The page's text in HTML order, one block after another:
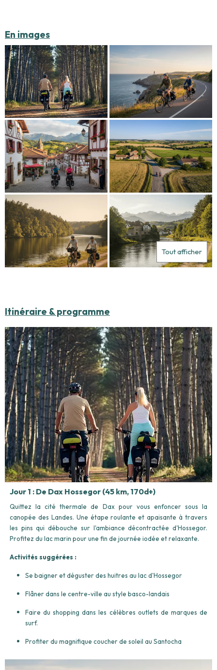
En images
Tout afficher
Itinéraire & programme
Jour 1 : De Dax Hossegor (45 km, 170d+)
Quittez la cité thermale de Dax pour vous enfoncer sous la
canopée des Landes. Une étape roulante et apaisante à travers
les pins qui débouche sur l'ambiance décontractée d'Hossegor.
Profitez du lac marin pour une fin de journée iodée et relaxante.
Activités suggérées :
Se baigner et déguster des huitres au lac d'Hossegor
Flâner dans le centre-ville au style basco-landais
Faire du shopping dans les célèbres outlets de marques de
surf.
Profiter du magnifique coucher de soleil au Santocha